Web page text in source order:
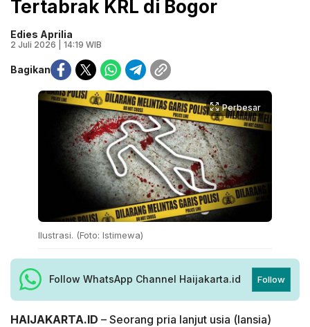
Tertabrak KRL di Bogor
Edies Aprilia
2 Juli 2026 | 14:19 WIB
Bagikan
Perbesar
Ilustrasi. (Foto: Istimewa)
Follow WhatsApp Channel Haijakarta.id Follow
HAIJAKARTA.ID – Seorang pria lanjut usia (lansia)